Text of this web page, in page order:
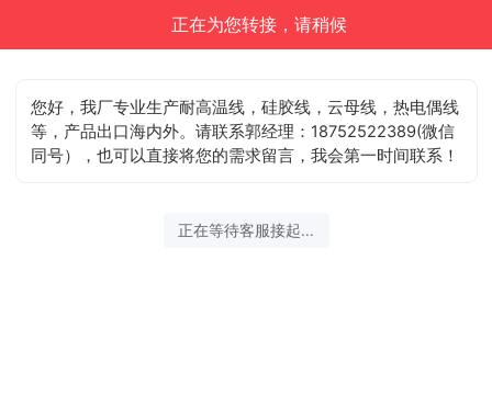
正在为您转接，请稍候
您好，我厂专业生产耐高温线，硅胶线，云母线，热电偶线
等，产品出口海内外。请联系郭经理：18752522389(微信
同号），也可以直接将您的需求留言，我会第一时间联系！
正在等待客服接起...